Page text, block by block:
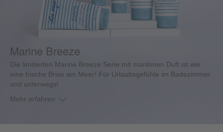
Marine Breeze
Die limitierten Marine Breeze Serie mit maritimen Duft ist wie
eine frische Brise am Meer! Für Urlaubsgefühle im Badezimmer
und unterwegs!
Mehr erfahren